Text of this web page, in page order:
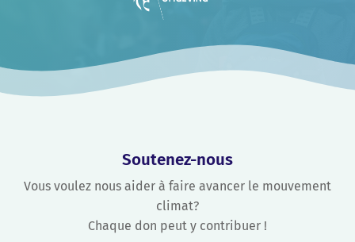
Soutenez-nous
Vous voulez nous aider à faire avancer le mouvement
climat?
Chaque don peut y contribuer !